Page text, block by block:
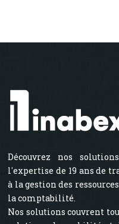
Découvrez nos
l'expertise de 19 ans de
à la gestion des
la comptabilité.
Nos solutions couvrent